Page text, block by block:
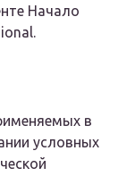
Начало
в
условных